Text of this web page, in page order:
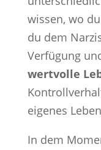
wissen, wo
du dem
Verfügung
wertvolle
eigenes
In dem